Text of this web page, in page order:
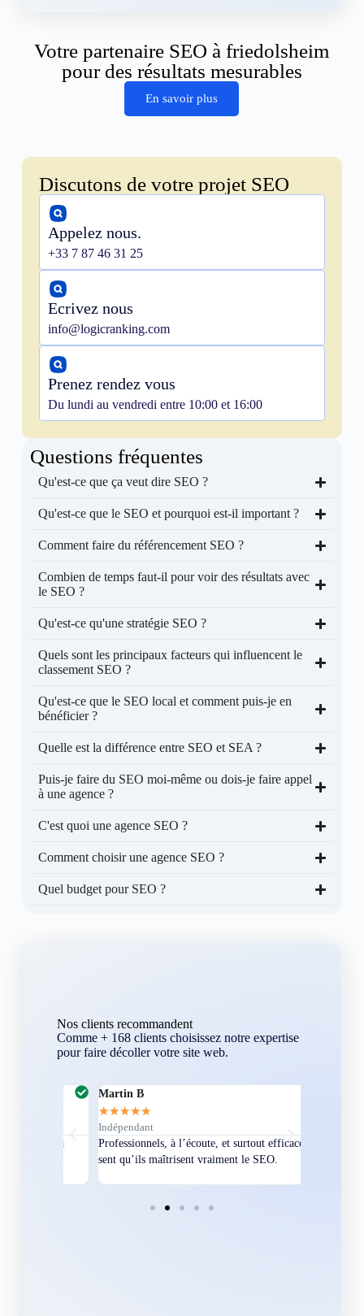
Votre partenaire SEO à friedolsheim
pour des résultats mesurables
En savoir plus
Discutons de votre projet SEO
Appelez nous.
+33 7 87 46 31 25
Ecrivez nous
info@logicranking.com
Prenez rendez vous
Du lundi au vendredi entre 10:00 et 16:00
Questions fréquentes
Qu'est-ce que ça veut dire SEO ?
Qu'est-ce que le SEO et pourquoi est-il important ?
Comment faire du référencement SEO ?
Combien de temps faut-il pour voir des résultats avec
le SEO ?
Qu'est-ce qu'une stratégie SEO ?
Quels sont les principaux facteurs qui influencent le
classement SEO ?
Qu'est-ce que le SEO local et comment puis-je en
bénéficier ?
Quelle est la différence entre SEO et SEA ?
Puis-je faire du SEO moi-même ou dois-je faire appel
à une agence ?
C'est quoi une agence SEO ?
Comment choisir une agence SEO ?
Quel budget pour SEO ?
Nos clients recommandent
Comme + 168 clients choisissez notre expertise
pour faire décoller votre site web.
Martin B
★★
Indépendant
Professionnels, à l’écoute, et surtout efficaces. On
sent qu’ils maîtrisent vraiment le SEO.